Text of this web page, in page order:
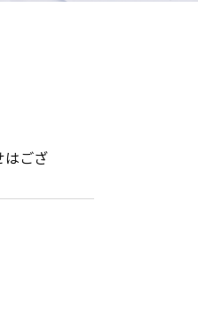
はござ